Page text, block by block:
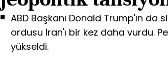
ABD Başkanı Donald Trump'ın da
ordusu İran'ı bir kez daha vurdu.
yükseldi.